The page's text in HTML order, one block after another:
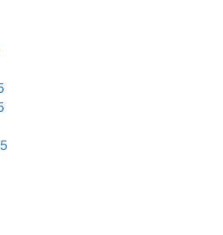
পর ফোন তারেক রহমানের,গ্যাস সঙ্কট